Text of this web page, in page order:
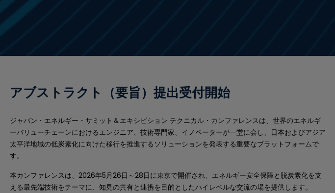
アブストラクト（要旨）提出受付開始
ジャパン・エネルギー・サミット＆エキシビション テクニカル・カンファレンスは、世界のエネルギ
ーバリューチェーンにおけるエンジニア、技術専門家、イノベーターが一堂に会し、日本およびアジア
太平洋地域の低炭素化に向けた移行を推進するソリューションを発表する重要なプラットフォームで
す。
本カンファレンスは、2026年5月26日～28日に東京で開催され、エネルギー安全保障と脱炭素化を支
える最先端技術をテーマに、知見の共有と連携を目的としたハイレベルな交流の場を提供します。